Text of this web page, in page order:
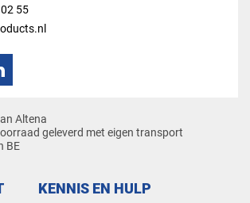
KENNIS EN HULP
55
Altena
geleverd met eigen transport
BE